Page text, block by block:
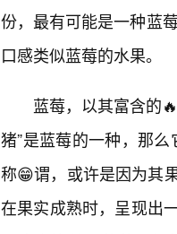
份，最有可能是一种蓝
口感类似蓝莓的水果。
蓝莓，以其富含的
猪”是蓝莓的一种，那么
称😁谓，或许是因为其
在果实成熟时，呈现出